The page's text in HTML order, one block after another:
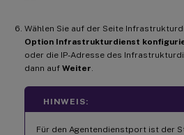
Wählen Sie auf der Seite
Option Infrastrukturdienst
oder die IP-Adresse des
dann auf Weiter
HINWEIS:
Für den Agentendienstport ist der